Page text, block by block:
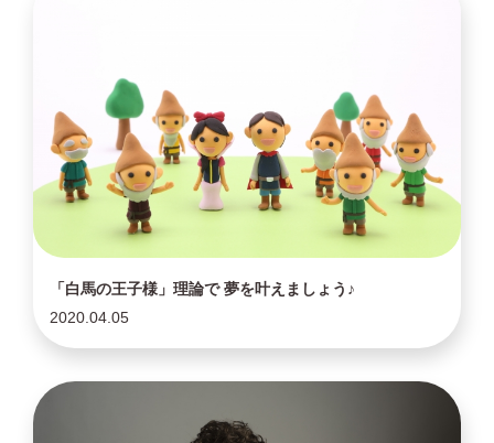
「白馬の王子様」理論で 夢を叶えましょう♪
2020.04.05